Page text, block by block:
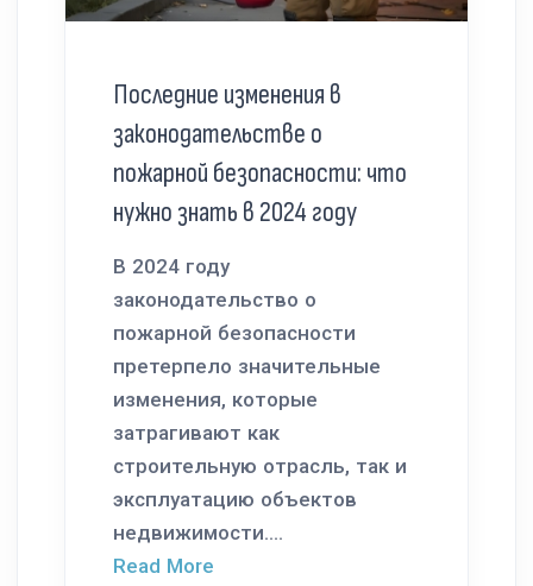
Последние изменения в
законодательстве о
пожарной безопасности: что
нужно знать в 2024 году
В 2024 году
законодательство о
пожарной безопасности
претерпело значительные
изменения, которые
затрагивают как
строительную отрасль, так и
эксплуатацию объектов
недвижимости....
Read More